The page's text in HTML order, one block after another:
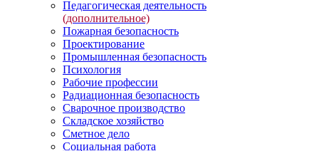
Педагогическая деятельность
(дополнительное)
Пожарная безопасность
Проектирование
Промышленная безопасность
Психология
Рабочие профессии
Радиационная безопасность
Сварочное производство
Складское хозяйство
Сметное дело
Социальная работа